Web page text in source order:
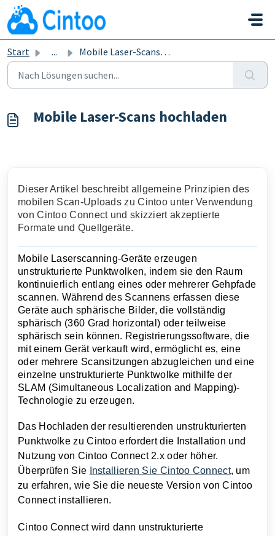
Zum hauptsächlichen Inhalt gehen
Start ... Mobile Laser-Scans hochladen
Mobile Laser-Scans hochladen
Dieser Artikel beschreibt allgemeine Prinzipien des
mobilen Scan-Uploads zu Cintoo unter Verwendung
von Cintoo Connect und skizziert akzeptierte
Formate und Quellgeräte.
Mobile Laserscanning-Geräte erzeugen
unstrukturierte Punktwolken, indem sie den Raum
kontinuierlich entlang eines oder mehrerer Gehpfade
scannen. Während des Scannens erfassen diese
Geräte auch sphärische Bilder, die vollständig
sphärisch (360 Grad horizontal) oder teilweise
sphärisch sein können. Registrierungssoftware, die
mit einem Gerät verkauft wird, ermöglicht es, eine
oder mehrere Scansitzungen abzugleichen und eine
einzelne unstrukturierte Punktwolke mithilfe der
SLAM (Simultaneous Localization and Mapping)-
Technologie zu erzeugen.
Das Hochladen der resultierenden unstrukturierten
Punktwolke zu Cintoo erfordert die Installation und
Nutzung von Cintoo Connect 2.x oder höher.
Überprüfen Sie Installieren Sie Cintoo Connect, um
zu erfahren, wie Sie die neueste Version von Cintoo
Connect installieren.
Cintoo Connect wird dann unstrukturierte